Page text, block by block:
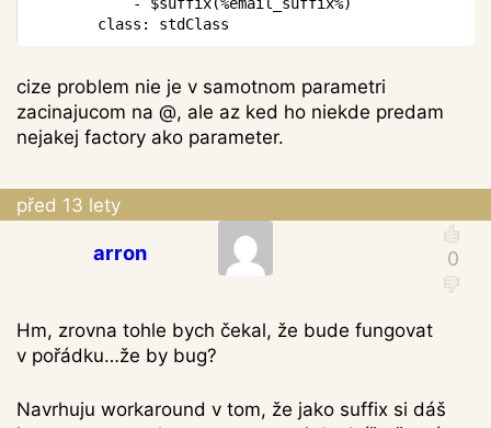
class :
cize problem nie je v samotnom parametri
zacinajucom na @, ale az ked ho niekde predam
nejakej factory ako parameter.
před 13 lety
arron
Hm, zrovna tohle bych čekal, že bude fungovat
v pořádku…že by bug?
Navrhuju workaround v tom, že jako suffix si dáš